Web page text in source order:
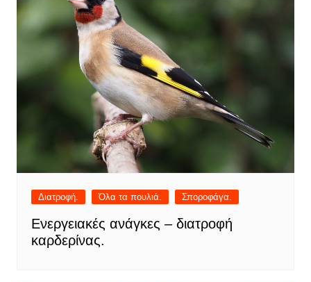
Διατροφή. Όλα τα πουλιά. Σποροφάγα.
Ενεργειακές ανάγκες – διατροφή
καρδερίνας.